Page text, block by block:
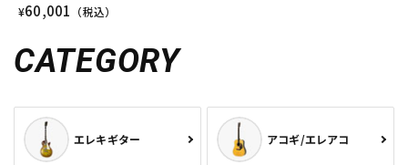
¥60,001 （税込）
CATEGORY
エレキギター アコギ/エレアコ